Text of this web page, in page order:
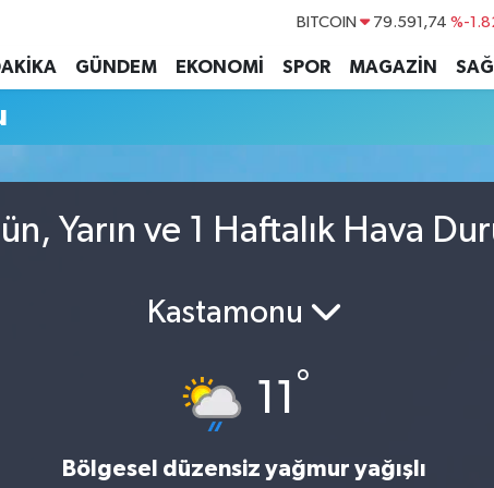
BITCOIN 79.591,74 %-
DOLAR 45,43620
G.ALTIN 6862,09000
BİST100 14.598,00
GÜNDEM EKONOMİ SPOR MAGAZİN
Yarın ve 1 Haftalık Hava
Kastamonu
11 °
Bölgesel düzensiz yağmur yağışlı